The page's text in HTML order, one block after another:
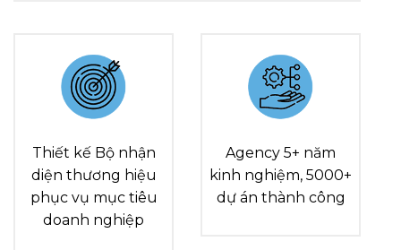
Thiết kế Bộ nhận
diện thương hiệu
phục vụ mục tiêu
doanh nghiệp
Agency 5+ năm
kinh nghiệm, 5000+
dự án thành công